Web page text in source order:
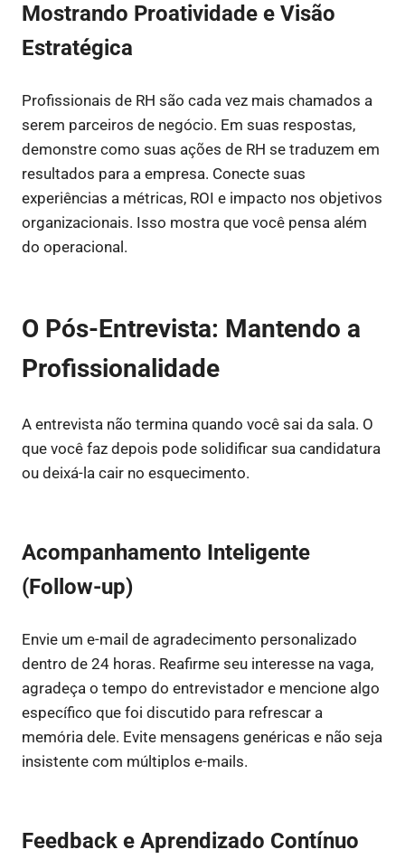
Mostrando Proatividade e Visão
Estratégica
Profissionais de RH são cada vez mais chamados a
serem parceiros de negócio. Em suas respostas,
demonstre como suas ações de RH se traduzem em
resultados para a empresa. Conecte suas
experiências a métricas, ROI e impacto nos objetivos
organizacionais. Isso mostra que você pensa além
do operacional.
O Pós-Entrevista: Mantendo a
Profissionalidade
A entrevista não termina quando você sai da sala. O
que você faz depois pode solidificar sua candidatura
ou deixá-la cair no esquecimento.
Acompanhamento Inteligente
(Follow-up)
Envie um e-mail de agradecimento personalizado
dentro de 24 horas. Reafirme seu interesse na vaga,
agradeça o tempo do entrevistador e mencione algo
específico que foi discutido para refrescar a
memória dele. Evite mensagens genéricas e não seja
insistente com múltiplos e-mails.
Feedback e Aprendizado Contínuo